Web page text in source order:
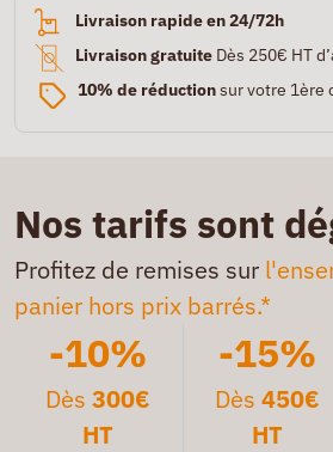
Livraison rapide en 24/72h
Livraison gratuite Dès 250€ HT
10% de réductionsur votre 1ère
Nos tarifs sont
Profitez de remises sur
panier hors prix barrés.*
-10%
Dès300€
HT
-15%
Dès 450€
HT